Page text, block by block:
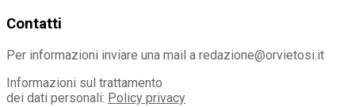
Contatti
Per informazioni inviare una mail a redazione@orvietosi.it
Informazioni sul trattamento
dei dati personali: Policy privacy